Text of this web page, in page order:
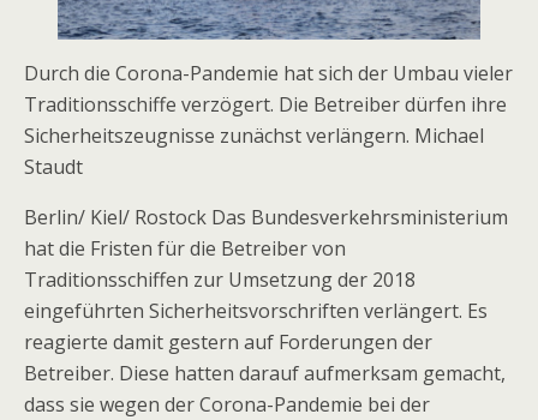
Durch die Corona-Pandemie hat sich der Umbau vieler
Traditionsschiffe verzögert. Die Betreiber dürfen ihre
Sicherheitszeugnisse zunächst verlängern. Michael
Staudt
Berlin/ Kiel/ Rostock Das Bundesverkehrsministerium
hat die Fristen für die Betreiber von
Traditionsschiffen zur Umsetzung der 2018
eingeführten Sicherheitsvorschriften verlängert. Es
reagierte damit gestern auf Forderungen der
Betreiber. Diese hatten darauf aufmerksam gemacht,
dass sie wegen der Corona-Pandemie bei der